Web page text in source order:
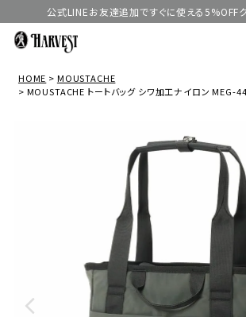
公式LINEお友達追加ですぐに使える5%OFF
HOME
MOUSTACHE
MOUSTACHE トートバッグ シワ加工ナイロン MEG-